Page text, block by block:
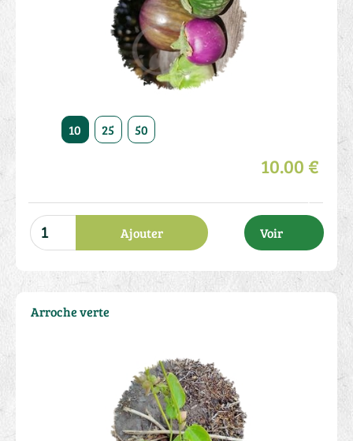
10 25 50
10.00 €
Ajouter Voir
Arroche verte